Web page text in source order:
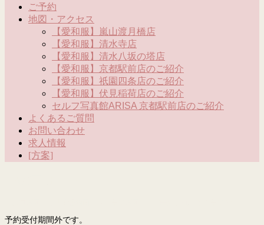
ご予約
地図・アクセス
【愛和服】嵐山渡月橋店
【愛和服】清水寺店
【愛和服】清水八坂の塔店
【愛和服】京都駅前店のご紹介
【愛和服】祇園四条店のご紹介
【愛和服】伏見稲荷店のご紹介
セルフ写真館ARISA 京都駅前店のご紹介
よくあるご質問
お問い合わせ
求人情報
[方案]
予約受付期間外です。